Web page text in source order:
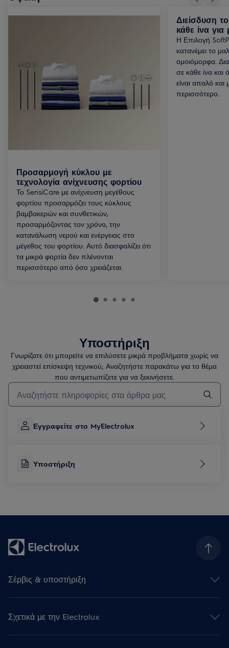
Προσαρμογή κύκλου με
τεχνολογία ανίχνευσης φορτίου
Το SensiCare με ανίχνευση μεγέθους
φορτίου προσαρμόζει τους κύκλους
βαμβακερών και συνθετικών,
προσαρμόζοντας τον χρόνο, την
κατανάλωση νερού και ενέργειας στο
μέγεθος του φορτίου. Αυτό διασφαλίζει ότι
τα μικρά φορτία δεν πλένονται
περισσότερο από όσο χρειάζεται.
Διείσδυση
κάθε ίνα
Η Επιλογή
κατανέμει το
ομοιόμορφα.
σε κάθε ίνα και
είναι απαλό και
περισσότερο.
Υποστήριξη
Γνωρίζατε ότι μπορείτε να επιλύσετε μικρά προβλήματα χωρίς να
χρειαστεί επίσκεψη τεχνικού; Αναζητήστε παρακάτω για το θέμα
που αντιμετωπίζετε για να ξεκινήσετε.
Τύπος για αναζήτηση άρθρων υποστήριξης
Εγγραφείτε στο MyElectrolux
Υποστήριξη
Σέρβις & υποστήριξη
Υποστήριξη
Επισκευή της Συσκευή σας
Εγγραφή προϊόντος
Σχετικά με την Electrolux